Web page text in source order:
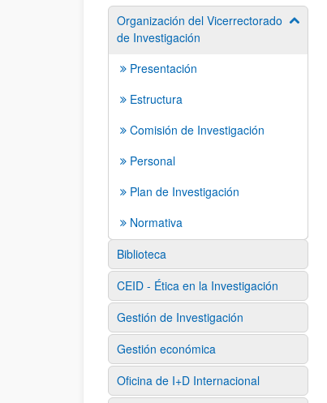
Organización del Vicerrectorado
de Investigación
Presentación
Estructura
Comisión de Investigación
Personal
Plan de Investigación
Normativa
Biblioteca
CEID - Ética en la Investigación
Gestión de Investigación
Gestión económica
Oficina de I+D Internacional